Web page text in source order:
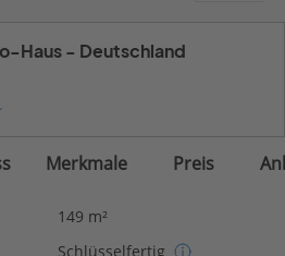
Haus - Deutschland
Merkmale Preis
149 m²
Schlüsselfertig